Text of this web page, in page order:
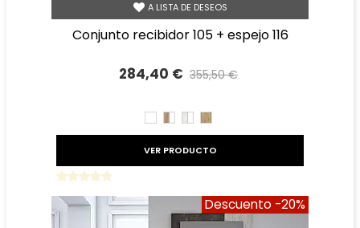
A LISTA DE DESEOS
conjunto recibidor 105 + espejo 116
284,40 € 355,50 €
BLANCO
ROBLE
TIBETROBLE
VER PRODUCTO
Descuento -20%